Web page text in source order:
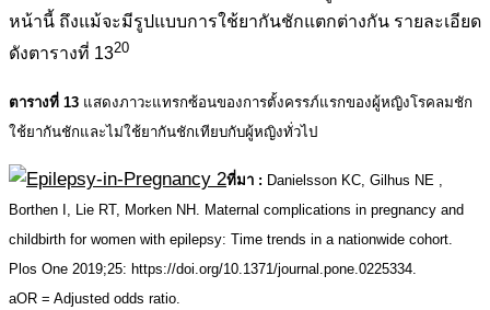
หน้านี้ ถึงแม้จะมีรูปแบบการใช้ยากันชักแตกต่างกัน รายละเอียด
ดังตารางที่ 1320
ตารางที่ 13 แสดงภาวะแทรกซ้อนของการตั้งครรภ์แรกของผู้หญิงโรคลมชัก
ใช้ยากันชักและไม่ใช้ยากันชักเทียบกับผู้หญิงทั่วไป
ที่มา : Danielsson KC, Gilhus NE ,
Borthen I, Lie RT, Morken NH. Maternal complications in pregnancy and
childbirth for women with epilepsy: Time trends in a nationwide cohort.
Plos One 2019;25: https://doi.org/10.1371/journal.pone.0225334.
aOR = Adjusted odds ratio.